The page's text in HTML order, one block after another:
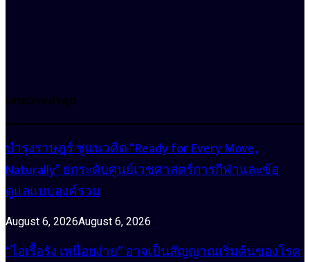
บทความล่าสุด
บำรุงราษฎร์ ชูแนวคิด “Ready for Every Move,
Naturally” ยกระดับศูนย์เวชศาสตร์การกีฬาและข้อ
ดูแลแบบองค์รวม
August 6, 2026August 6, 2026
“ไอเรื้อรัง เหนื่อยง่าย” อาจเป็นสัญญาณเริ่มต้นของโรค